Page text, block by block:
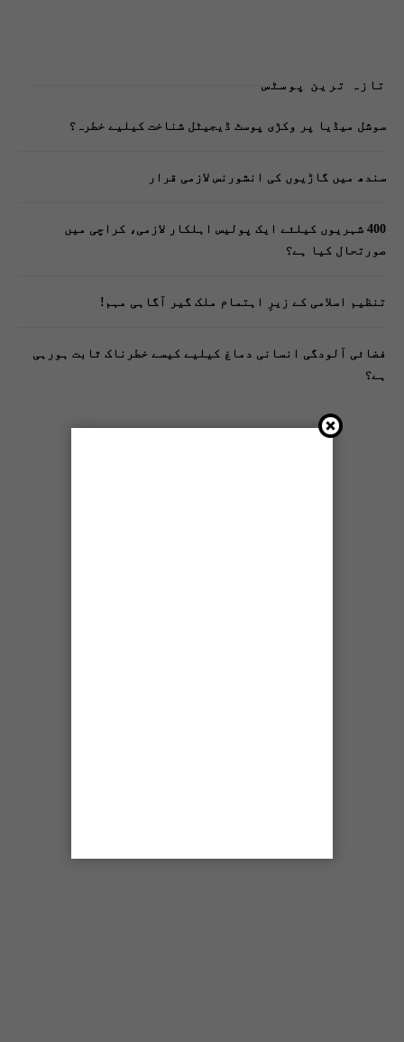
تازہ ترین پوسٹس
سوشل میڈیا پر وکڑی پوسٹ ڈیجیٹل شناخت کیلیے خطرہ؟
سندھ میں گاڑیوں کی انشورنس لازمی قرار
400 شہریوں کیلئے ایک پولیس اہلکار لازمی، کراچی میں
صورتحال کیا ہے؟
تنظیم اسلامی کے زیرِ اہتمام ملک گیر آگاہی مہم!
فضائی آلودگی انسانی دماغ کیلیے کیسے خطرناک ثابت ہورہی
ہے؟